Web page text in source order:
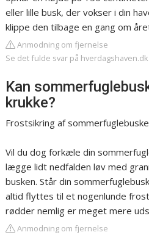
eller lille busk, der vokser i din
klippe den tilbage en gang om
Anmodning om fjernelse
Se det fulde svar på hverdagshaven.dk
Kan
krukke?
Frostsikring af sommerfuglebuske
Vil du dog forkæle din
lægge lidt nedfalden løv med
busken. Står din
altid flyttes til et nogenlunde
rødder nemlig er meget mere
Anmodning om fjernelse